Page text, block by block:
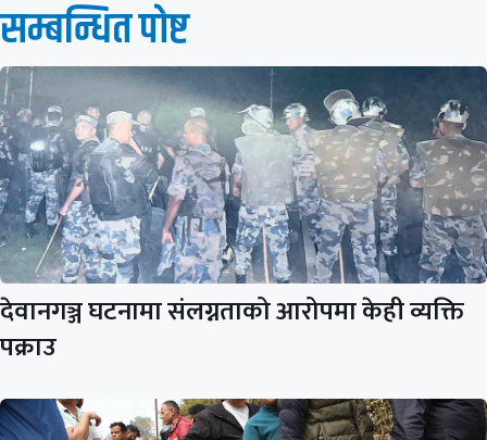
सम्बन्धित पाेष्ट
देवानगञ्ज घटनामा संलग्नताको आरोपमा केही व्यक्ति
पक्राउ